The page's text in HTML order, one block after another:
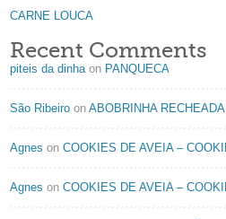
CARNE LOUCA
Recent Comments
piteis da dinhaon PANQUECA
São Ribeiro onABOBRINHA
Agnes onCOOKIES DE AVEIA –
Agnes onCOOKIES DE AVEIA –